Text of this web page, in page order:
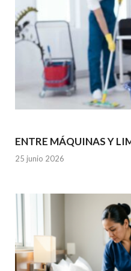
ENTRE MÁQUINAS Y
25 junio 2026